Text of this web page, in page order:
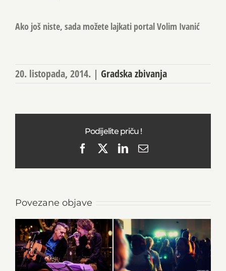
Ako još niste, sada možete lajkati portal Volim Ivanić
20. listopada, 2014. | Gradska zbivanja
Podijelite priču !
FacebookLinkedIn
Email
Povezane objave